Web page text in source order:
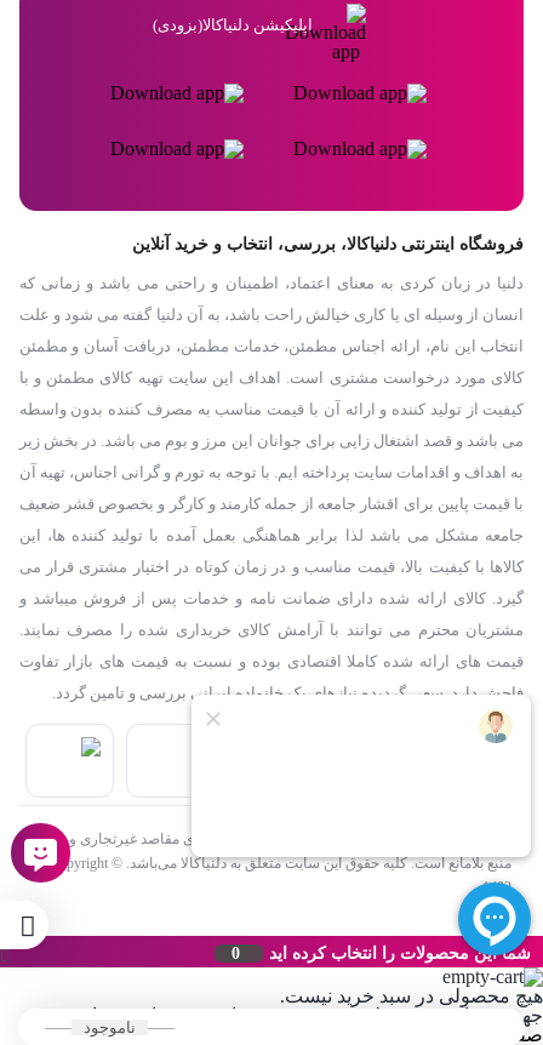
ناموجود
شارژ کامل تا 60 دقیقه امکان استفاده را به کاربر می‌دهد.ریش تراش
این ریش تراش Mijia S700 دارای نمایشگر هوشمند LED که سه حالت
شامل باتری، اصلاح و عملکرد قفل سفر را نشان می دهد. نگه داشتن آن
برای اصلاح راحت است.
این موتور الکتریکی از گشتاور 4.4mN.m بهره می‌برد که به سرعت تارهای
اپلیکیشن دلنیاکالا(بزودی)
فروشگاه اینترنتی دلنیاکالا، بررسی، انتخاب و خرید آنلاین
دلنیا در زبان کردی به معنای اعتماد، اطمینان و راحتی می باشد و زمانی که
انسان از وسیله ای یا کاری خیالش راحت باشد، به آن دلنیا گفته می شود و علت
انتخاب این نام، ارائه اجناس مطمئن، خدمات مطمئن، دریافت آسان و مطمئن
کالای مورد درخواست مشتری است. اهداف این سایت تهیه کالای مطمئن و با
کیفیت از تولید کننده و ارائه آن با قیمت مناسب به مصرف کننده بدون واسطه
می باشد و قصد اشتغال زایی برای جوانان این مرز و بوم می باشد. در بخش زیر
به اهداف و اقدامات سایت پرداخته ایم. با توجه به تورم و گرانی اجناس، تهیه آن
با قیمت پایین برای اقشار جامعه از جمله کارمند و کارگر و بخصوص قشر ضعیف
جامعه مشکل می باشد لذا برابر هماهنگی بعمل آمده با تولید کننده ها، این
کالاها با کیفیت بالا، قیمت مناسب و در زمان کوتاه در اختیار مشتری قرار می
گیرد. کالای ارائه شده دارای ضمانت نامه و خدمات پس از فروش میباشد و
مشتریان محترم می توانند با آرامش کالای خریداری شده را مصرف نمایند.
قیمت های ارائه شده کاملا اقتصادی بوده و نسبت به قیمت های بازار تفاوت
فاحش دارد. سعی گردیده نیازهای یک خانواده ایرانی بررسی و تامین گردد.
استفاده از مطالب فروشگاه اینترنتی دلنیاکالا فقط برای مقاصد غیرتجاری و با ذکر
منبع بلامانع است. کلیه حقوق این سایت متعلق به دلنیاکالا می‌باشد. Copyright ©
1402
شما این محصولات را انتخاب کرده اید 0
هیچ محصولی در سبد خرید نیست.
جهت مشاهده محصولات بیشتر به صفحات زیر مراجعه نمایید.
صفحه اصلی